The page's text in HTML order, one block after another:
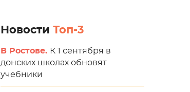
Новости Топ-3
В Ростове. К 1 сентября в
донских школах обновят
учебники